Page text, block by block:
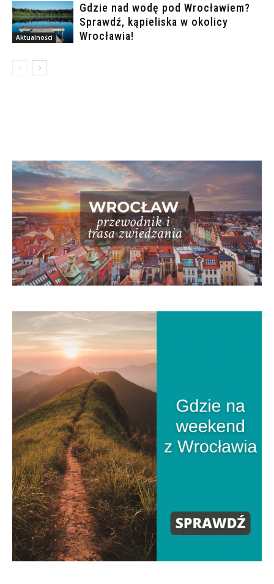
Aktualności
Gdzie nad wodę pod Wrocławiem?
Sprawdź, kąpieliska w okolicy
Wrocławia!